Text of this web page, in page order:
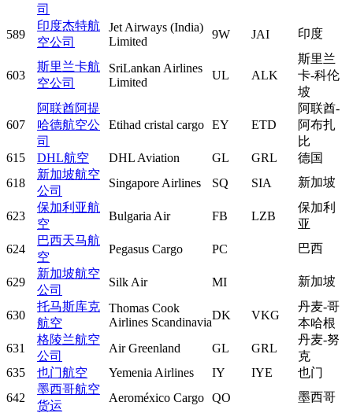
司
589
印度杰特航
空公司
Jet Airways (India)
Limited
9W JAI 印度
603
斯里兰卡航
空公司
SriLankan Airlines
Limited
UL ALK
斯里兰
卡-科伦
坡
607
阿联酋阿提
哈德航空公
司
Etihad cristal cargo EY ETD
阿联酋-
阿布扎
比
615
DHL航空 DHL Aviation GL GRL
德国
618
新加坡航空
公司
Singapore Airlines SQ SIA 新加坡
623
保加利亚航
空
Bulgaria Air FB LZB
保加利
亚
624
巴西天马航
空
Pegasus Cargo PC 巴西
629
新加坡航空
公司
Silk Air MI 新加坡
630
托马斯库克
航空
Thomas Cook
Airlines Scandinavia
DK VKG
丹麦-哥
本哈根
631
格陵兰航空
公司
Air Greenland GL GRL
丹麦-努
克
635
也门航空 Yemenia Airlines IY IYE
也门
642
墨西哥航空
货运
Aeroméxico Cargo QO 墨西哥